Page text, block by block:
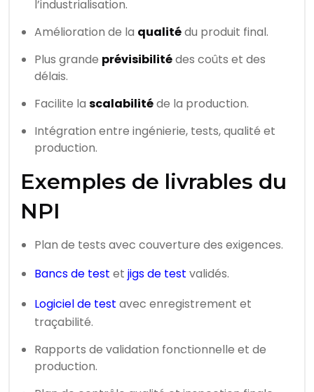
l’industrialisation.
Amélioration de la qualitédu produit final.
Plus grande prévisibilitédes coûts et des
délais.
Facilite la scalabilitéde la production.
Intégration entre ingénierie, tests, qualité et
production.
Exemples de livrables du
NPI
Plan de tests avec couverture des exigences.
Bancs de test et jigs de test validés.
Logiciel de test avec enregistrement et
traçabilité.
Rapports de validation fonctionnelle et de
production.